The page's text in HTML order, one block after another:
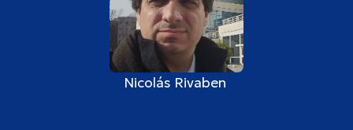
Nicolás Rivaben